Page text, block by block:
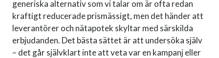
generiska alternativ som vi talar om är ofta redan
kraftigt reducerade prismässigt, men det händer att
leverantörer och nätapotek skyltar med särskilda
erbjudanden. Det bästa sättet är att undersöka själv
– det går självklart inte att veta var en kampanj eller